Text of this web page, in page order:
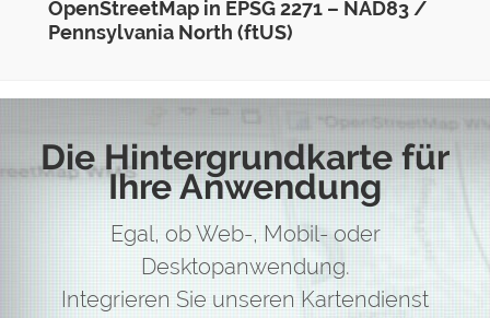
OpenStreetMap in EPSG 2271 – NAD83 /
Pennsylvania North (ftUS)
Die Hintergrundkarte für
Ihre Anwendung
Egal, ob Web-, Mobil- oder
Desktopanwendung.
Integrieren Sie unseren Kartendienst